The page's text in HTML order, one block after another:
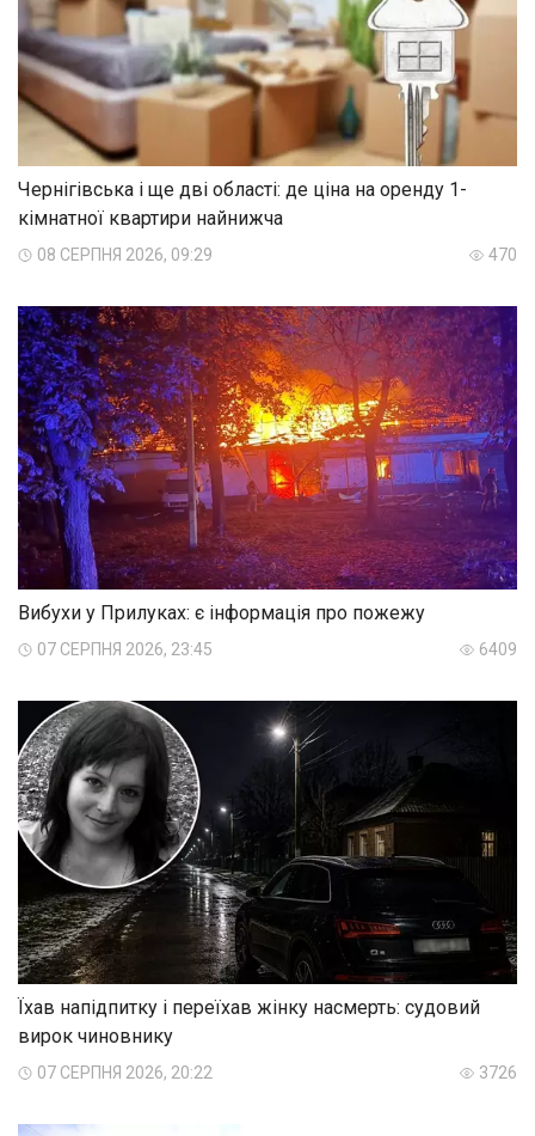
Чернігівська і ще дві області: де ціна на оренду 1-
кімнатної квартири найнижча
08 СЕРПНЯ 2026, 09:29 470
Вибухи у Прилуках: є інформація про пожежу
07 СЕРПНЯ 2026, 23:45 6409
Їхав напідпитку і переїхав жінку насмерть: судовий
вирок чиновнику
07 СЕРПНЯ 2026, 20:22 3726